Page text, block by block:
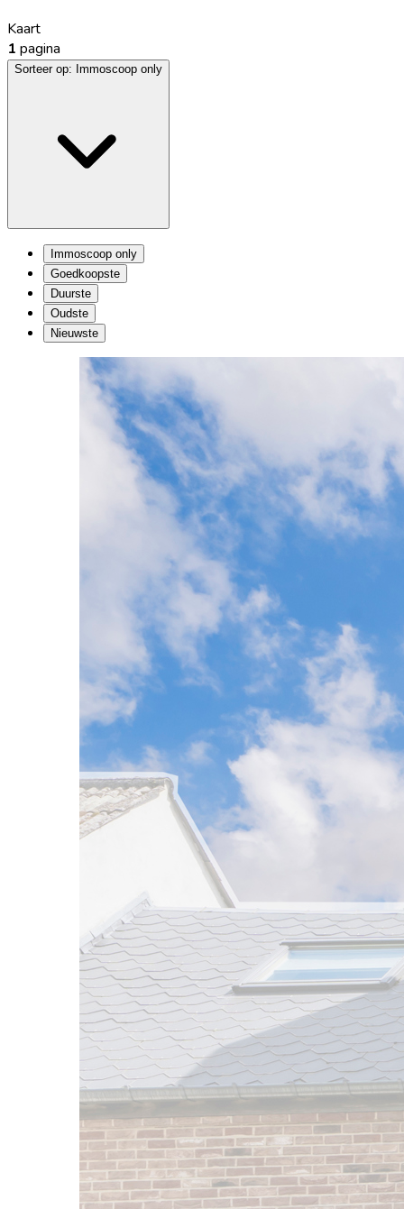
Kaart
1 pagina
Sorteer op: Immoscoop only
Immoscoop only
Goedkoopste
Duurste
Oudste
Nieuwste